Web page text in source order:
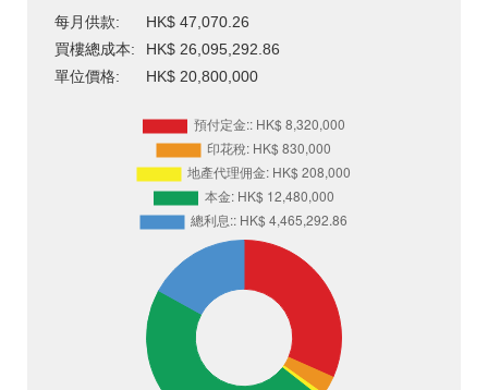
每月供款:
HK$ 47,070.26
買樓總成本:
HK$ 26,095,292.86
單位價格:
HK$ 20,800,000